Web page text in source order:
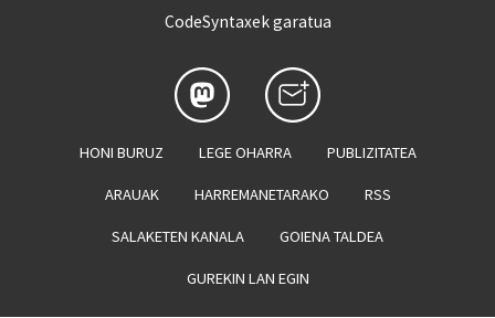
CodeSyntaxek garatua
HONI BURUZ LEGE OHARRA PUBLIZITATEA
ARAUAK HARREMANETARAKO RSS
SALAKETEN KANALA GOIENA TALDEA
GUREKIN LAN EGIN